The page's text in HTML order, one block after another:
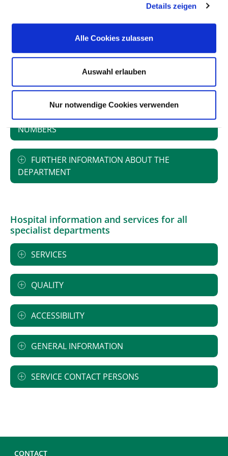
Details zeigen
Alle Cookies zulassen
Auswahl erlauben
Nur notwendige Cookies verwenden
Number of partial inpatient cases: 59
SPECIALIST EXPERTISE AND FURTHER
TRAINING
MEDICAL SERVICE OFFERING WITH CASE
NUMBERS
FURTHER INFORMATION ABOUT THE
DEPARTMENT
Hospital information and services for all
specialist departments
SERVICES
QUALITY
ACCESSIBILITY
GENERAL INFORMATION
SERVICE CONTACT PERSONS
CONTACT